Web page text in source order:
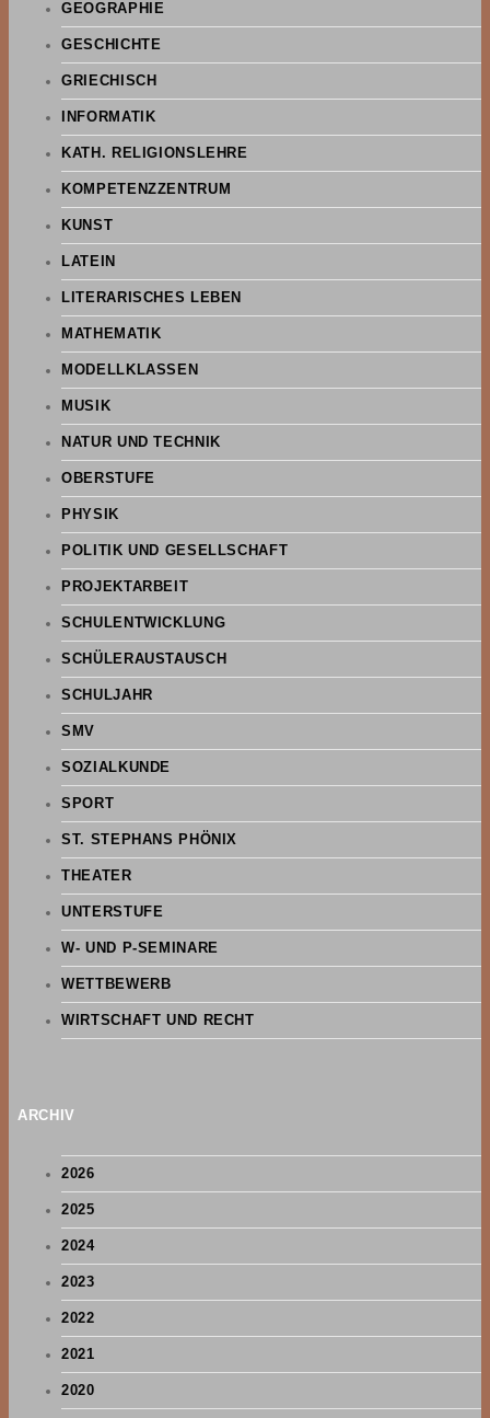
GEOGRAPHIE
GESCHICHTE
GRIECHISCH
INFORMATIK
KATH. RELIGIONSLEHRE
KOMPETENZZENTRUM
KUNST
LATEIN
LITERARISCHES LEBEN
MATHEMATIK
MODELLKLASSEN
MUSIK
NATUR UND TECHNIK
OBERSTUFE
PHYSIK
POLITIK UND GESELLSCHAFT
PROJEKTARBEIT
SCHULENTWICKLUNG
SCHÜLERAUSTAUSCH
SCHULJAHR
SMV
SOZIALKUNDE
SPORT
ST. STEPHANS PHÖNIX
THEATER
UNTERSTUFE
W- UND P-SEMINARE
WETTBEWERB
WIRTSCHAFT UND RECHT
ARCHIV
2026
2025
2024
2023
2022
2021
2020